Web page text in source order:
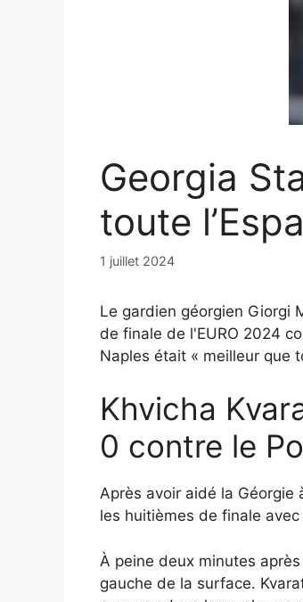
Georgia
toute
1 juillet 2024
Le gardien géorgien Giorgi
de finale de l'EURO 2024
Naples était « meilleur que
Khvicha
0 contre le
Après avoir aidé la Géorgie
les huitièmes de finale
À peine deux minutes
gauche de la surface.